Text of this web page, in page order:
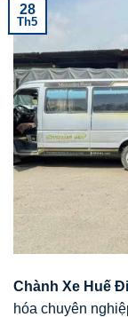
28
Th5
Chành Xe Huế
hóa chuyên